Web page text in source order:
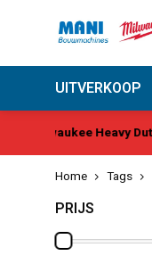
UITVERKOOP
Vandaag
Home Tags
PRIJS